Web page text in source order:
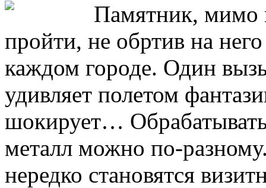
Памятник, мимо
пройти, не обртив на
каждом городе. Один
удивляет полетом
шокирует…
металл можно по-
нередко становятся